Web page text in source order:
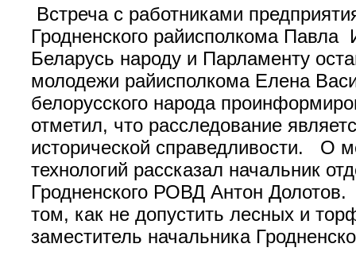
Встреча с работниками
Гродненского райисполкома
Беларусь народу и Парламенту
молодежи райисполкома Елена
белорусского народа
отметил, что расследование
исторической справедливости. О
технологий рассказал начальник
Гродненского РОВД Антон Долотов.
том, как не допустить лесных и
заместитель начальника